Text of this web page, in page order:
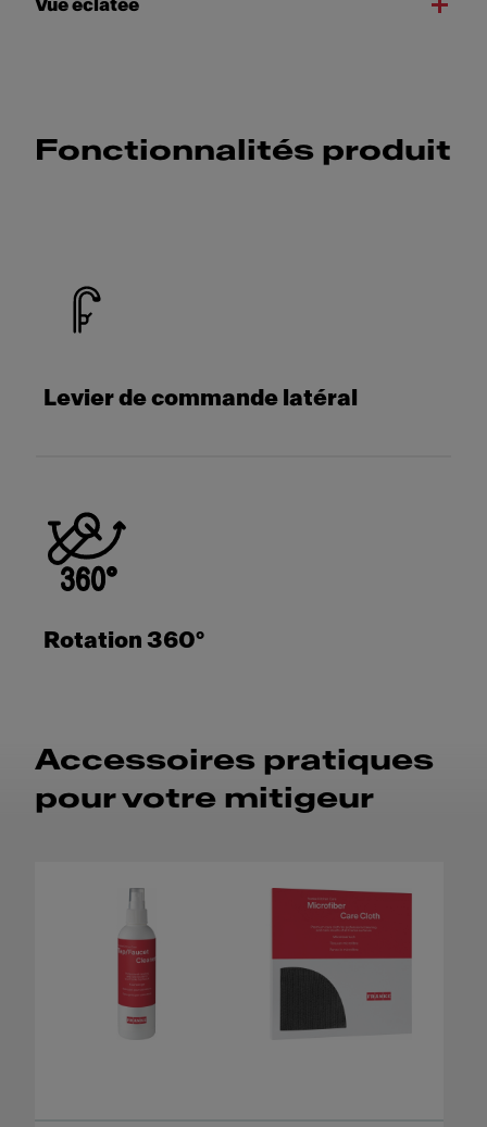
Vue éclatée
Fonctionnalités produit
Levier de commande latéral
Rotation 360°
Accessoires pratiques
pour votre mitigeur